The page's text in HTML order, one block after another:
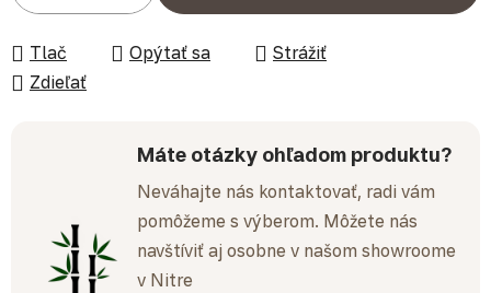
Tlač Opýtať sa
Strážiť
Zdieľať
Máte otázky ohľadom produktu?
Neváhajte nás kontaktovať, radi vám
pomôžeme s výberom. Môžete nás
navštíviť aj osobne v našom showroome
v Nitre